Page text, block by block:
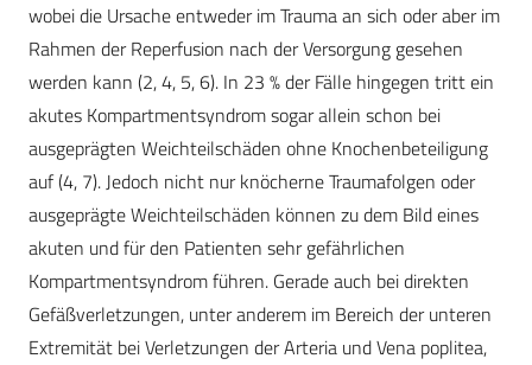
wobei die Ursache entweder im Trauma an sich oder aber im
Rahmen der Reperfusion nach der Versorgung gesehen
werden kann (2, 4, 5, 6). In 23 % der Fälle hingegen tritt ein
akutes Kompartmentsyndrom sogar allein schon bei
ausgeprägten Weichteilschäden ohne Knochenbeteiligung
auf (4, 7). Jedoch nicht nur knöcherne Traumafolgen oder
ausgeprägte Weichteilschäden können zu dem Bild eines
akuten und für den Patienten sehr gefährlichen
Kompartmentsyndrom führen. Gerade auch bei direkten
Gefäßverletzungen, unter anderem im Bereich der unteren
Extremität bei Verletzungen der Arteria und Vena poplitea,